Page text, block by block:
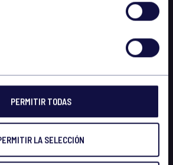
PERMITIR TODAS
LA SELECCIÓN